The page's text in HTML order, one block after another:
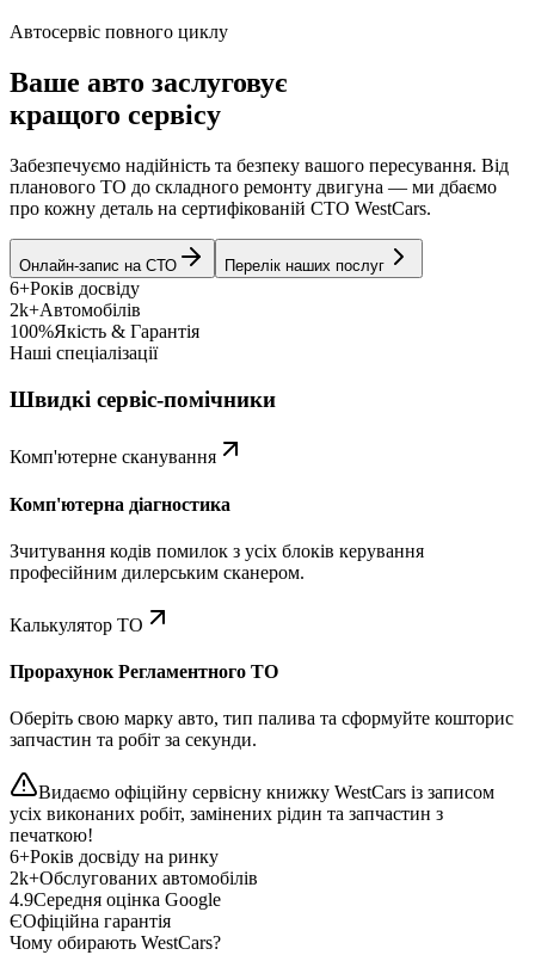
Автосервіс повного циклу
Ваше авто заслуговує
кращого сервісу
Забезпечуємо надійність та безпеку вашого пересування. Від
планового ТО до складного ремонту двигуна — ми дбаємо
про кожну деталь на сертифікованій СТО WestCars.
Онлайн-запис на СТО Перелік наших послуг
6+Років досвіду
2k+Автомобілів
100%Якість & Гарантія
Наші спеціалізації
Швидкі сервіс-помічники
Комп'ютерне сканування
Комп'ютерна діагностика
Зчитування кодів помилок з усіх блоків керування
професійним дилерським сканером.
Калькулятор ТО
Прорахунок Регламентного ТО
Оберіть свою марку авто, тип палива та сформуйте кошторис
запчастин та робіт за секунди.
Видаємо офіційну сервісну книжку WestCars із записом
усіх виконаних робіт, замінених рідин та запчастин з
печаткою!
6+Років досвіду на ринку
2k+Обслугованих автомобілів
4.9Середня оцінка Google
ЄОфіційна гарантія
Чому обирають WestCars?